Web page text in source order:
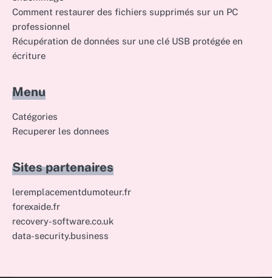
Comment restaurer des fichiers supprimés sur un PC
professionnel
Récupération de données sur une clé USB protégée en
écriture
Menu
Catégories
Recuperer les donnees
Sites partenaires
leremplacementdumoteur.fr
forexaide.fr
recovery-software.co.uk
data-security.business